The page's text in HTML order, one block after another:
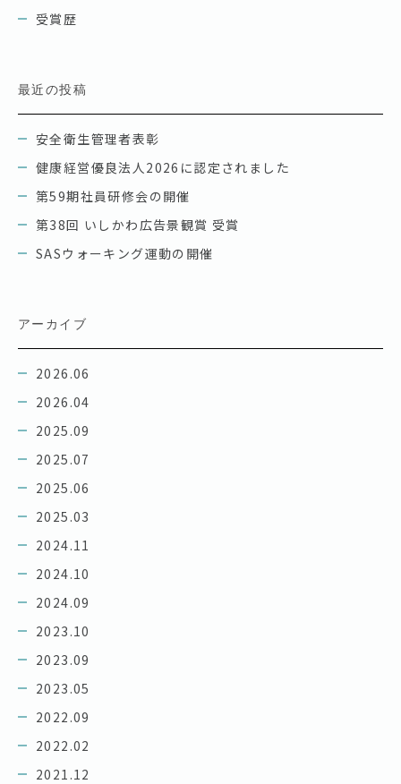
受賞歴
最近の投稿
安全衛生管理者表彰
健康経営優良法人2026に認定されました
第59期社員研修会の開催
第38回 いしかわ広告景観賞 受賞
SASウォーキング運動の開催
アーカイブ
2026.06
2026.04
2025.09
2025.07
2025.06
2025.03
2024.11
2024.10
2024.09
2023.10
2023.09
2023.05
2022.09
2022.02
2021.12